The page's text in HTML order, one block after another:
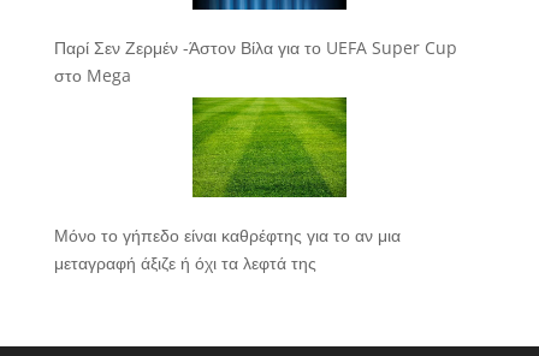
Παρί Σεν Ζερμέν -Άστον Βίλα για το UEFA Super Cup
στο Mega
Μόνο το γήπεδο είναι καθρέφτης για το αν μια
μεταγραφή άξιζε ή όχι τα λεφτά της